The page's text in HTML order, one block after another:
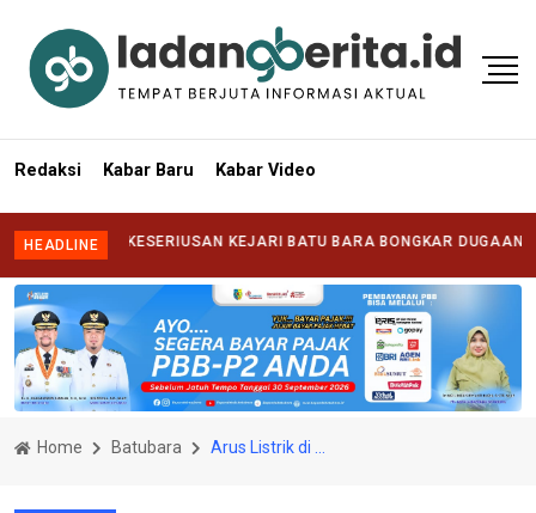
Redaksi Kabar Baru Kabar Video
HEADLINEKESERIUSAN KEJARI BATU BARA BONGKAR DUGAAN
Home Batubara